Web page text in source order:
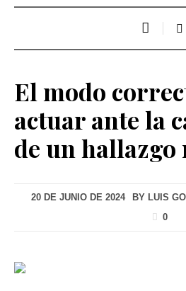
El modo
actuar ante la
de un
20 DE JUNIO DE 2024 BY LUIS
0